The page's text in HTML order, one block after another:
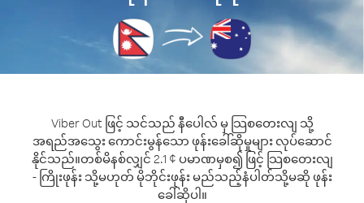
Viber Out ဖြင့် သင်သည် နီပေါလ် မှ သြစတေးလျ သို့
အရည်အသွေး ကောင်းမွန်သော ဖုန်းခေါ်ဆိုမှုများ လုပ်ဆောင်
နိုင်သည်။တစ်မိနစ်လျှင် 2.1 ¢ ပမာဏမှစ၍ ဖြင့် သြစတေးလျ
- ကြိုးဖုန်း သို့မဟုတ် မိုဘိုင်းဖုန်း မည်သည့်နံပါတ်သို့မဆို ဖုန်း
ခေါ်ဆိုပါ။